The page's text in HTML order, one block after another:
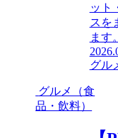
ット
スを
ます。
グル
グルメ（食
品・飲料）